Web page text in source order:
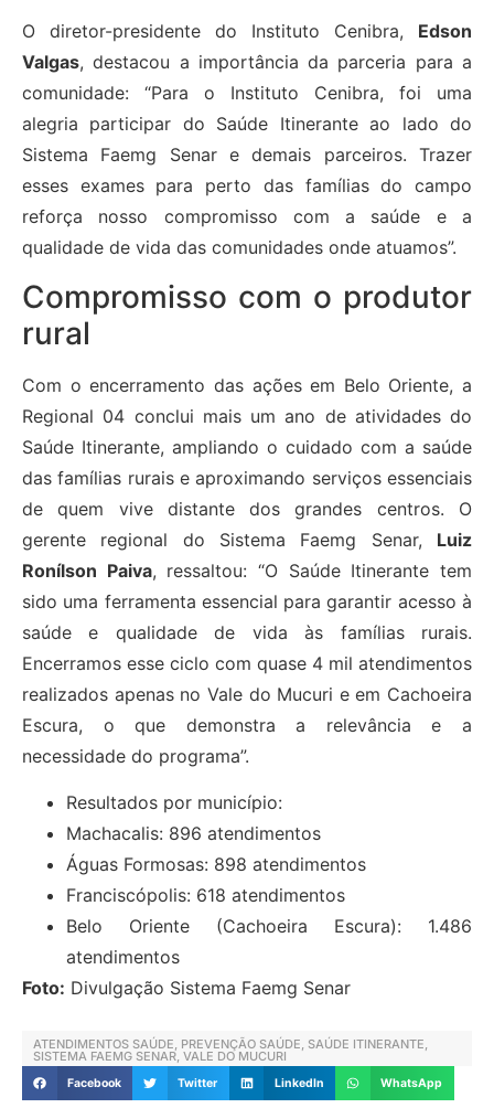
O diretor-presidente do Instituto Cenibra, Edson
Valgas, destacou a importância da parceria para a
comunidade: “Para o Instituto Cenibra, foi uma
alegria participar do Saúde Itinerante ao lado do
Sistema Faemg Senar e demais parceiros. Trazer
esses exames para perto das famílias do campo
reforça nosso compromisso com a saúde e a
qualidade de vida das comunidades onde atuamos”.
Compromisso com o produtor
rural
Com o encerramento das ações em Belo Oriente, a
Regional 04 conclui mais um ano de atividades do
Saúde Itinerante, ampliando o cuidado com a saúde
das famílias rurais e aproximando serviços essenciais
de quem vive distante dos grandes centros. O
gerente regional do Sistema Faemg Senar, Luiz
Ronílson Paiva, ressaltou: “O Saúde Itinerante tem
sido uma ferramenta essencial para garantir acesso à
saúde e qualidade de vida às famílias rurais.
Encerramos esse ciclo com quase 4 mil atendimentos
realizados apenas no Vale do Mucuri e em Cachoeira
Escura, o que demonstra a relevância e a
necessidade do programa”.
Resultados por município:
Machacalis: 896 atendimentos
Águas Formosas: 898 atendimentos
Franciscópolis: 618 atendimentos
Belo Oriente (Cachoeira Escura): 1.486
atendimentos
Foto: Divulgação Sistema Faemg Senar
ATENDIMENTOS SAÚDE PREVENÇÃO SAÚDE SAÚDE ITINERANTE
SISTEMA FAEMG SENAR VALE DO MUCURI
Facebook Twitter LinkedIn WhatsApp